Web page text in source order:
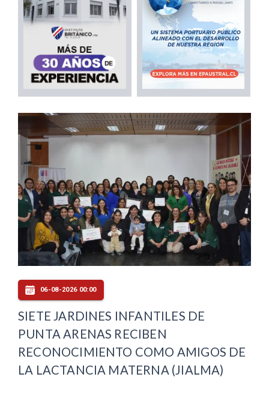
06-08-2026 00:00
SIETE JARDINES INFANTILES DE
PUNTA ARENAS RECIBEN
RECONOCIMIENTO COMO AMIGOS DE
LA LACTANCIA MATERNA (JIALMA)